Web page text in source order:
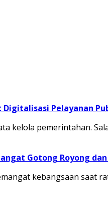
Digitalisasi Pelayanan
kelola pemerintahan.
Gotong Royong
kebangsaan saat